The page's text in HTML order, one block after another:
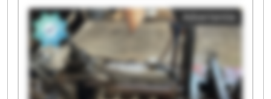
Bewerkingsmachines B.V. De Groot
Bewerkingsmachines B.V. De Groot
Bewerkingsmachines B.V. De Groot
Bewerkingsmachines B.V. De Groot
Bewerkingsmachines B.V. De Groot
Bewerkingsmachines B.V. De Groot
Bewerkingsmachines B.V. De Groot
Bewerkingsmachines B.V. De Groot
Advertentie